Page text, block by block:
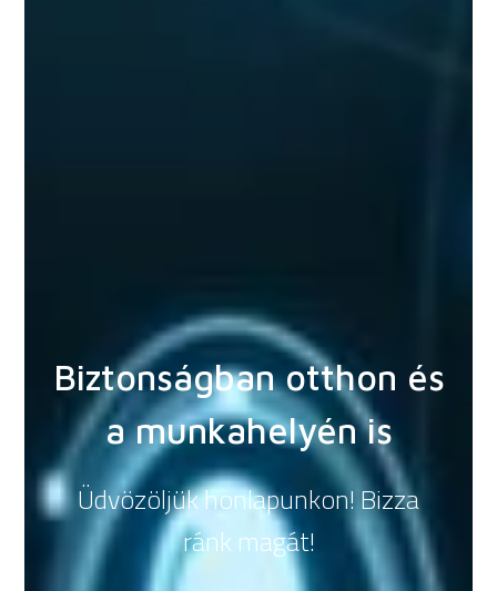
Biztonságban otthon és
a munkahelyén is
Üdvözöljük honlapunkon! Bizza
ránk magát!